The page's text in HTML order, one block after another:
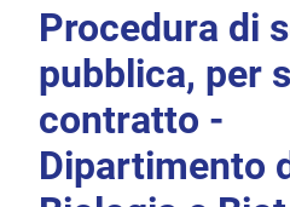
Procedura di
pubblica, per
contratto -
Dipartimento